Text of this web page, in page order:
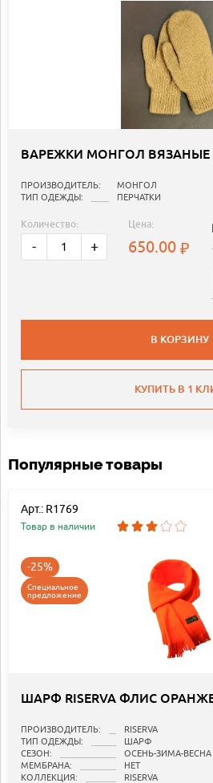
ВАРЕЖКИ МОНГОЛ ВЯЗАНЫЕ
ПРОИЗВОДИТЕЛЬ:
МОНГОЛ
ТИП ОДЕЖДЫ:
ПЕРЧАТКИ
Количество:
- +
Цена:
650.00
В КОРЗИНУ
КУПИТЬ В 1
Популярные товары
Арт.: R1769
Товар в наличии
-25%
Специальное
предложение
ШАРФ RISERVA ФЛИС
ПРОИЗВОДИТЕЛЬ:
RISERVA
ТИП ОДЕЖДЫ:
ШАРФ
СЕЗОН:
ОСЕНЬ-ЗИМА-ВЕСНА
МЕМБРАНА:
НЕТ
КОЛЛЕКЦИЯ:
RISERVA